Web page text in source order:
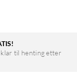
til henting etter